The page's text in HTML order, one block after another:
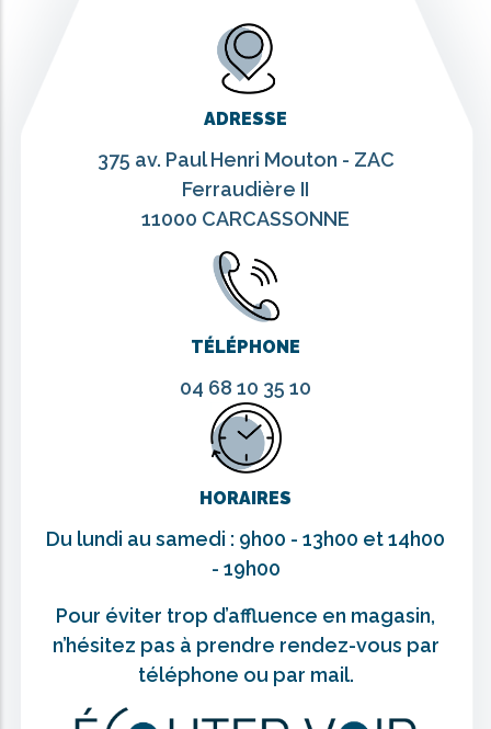
ADRESSE
375 av. Paul Henri Mouton - ZAC
Ferraudière II
11000 CARCASSONNE
TÉLÉPHONE
04 68 10 35 10
HORAIRES
Du lundi au samedi : 9h00 - 13h00 et 14h00
- 19h00
Pour éviter trop d’affluence en magasin,
n’hésitez pas à prendre rendez-vous par
téléphone ou par mail.